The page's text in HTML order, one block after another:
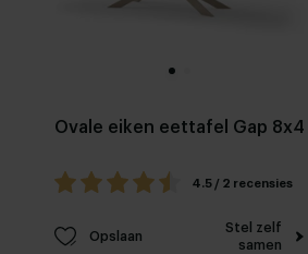
Ovale eiken eettafel Gap 8x4
4.5 / 2 recensies
Opslaan
Stel zelf
samen